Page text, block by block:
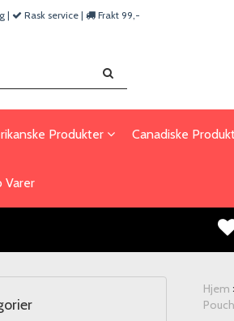
| Rask service | Frakt 99,-
Produkter Canadiske
Varer
Hjem